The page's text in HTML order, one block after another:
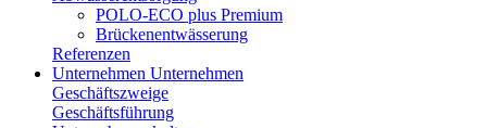
POLO-ECO plus Premium
Brückenentwässerung
Referenzen
Unternehmen Unternehmen
Geschäftszweige
Geschäftsführung